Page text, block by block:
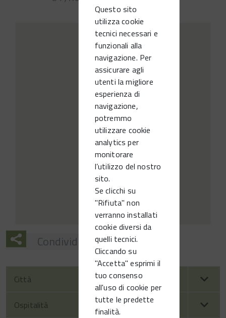
Questo sito
utilizza cookie
tecnici necessari e
funzionali alla
navigazione. Per
assicurare agli
utenti la migliore
esperienza di
navigazione,
potremmo
utilizzare cookie
analytics per
monitorare
l’utilizzo del nostro
sito.
Se clicchi su
"Rifiuta" non
verranno installati
cookie diversi da
quelli tecnici.
Cliccando su
"Accetta" esprimi il
tuo consenso
all'uso di cookie per
tutte le predette
finalità.
Condividi
Città
Ospitalità